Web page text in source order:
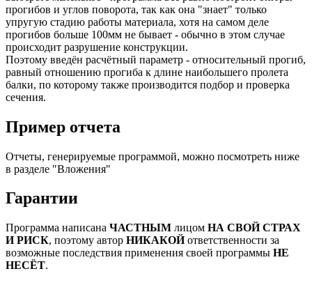
прогибов и углов поворота, так как она "знает" только
упругую стадию работы материала, хотя на самом деле
прогибов больше 100мм не бывает - обычно в этом случае
происходит разрушение конструкции.
Поэтому введён расчётный параметр - относительный прогиб,
равный отношению прогиба к длине наибольшего пролета
балки, по которому также производится подбор и проверка
сечения.
Пример отчета
Отчеты, генерируемые программой, можно посмотреть ниже
в разделе "Вложения"
Гарантии
Программа написана ЧАСТНЫМ лицом НА СВОЙ СТРАХ
И РИСК, поэтому автор НИКАКОЙответственности за
возможные последствия применения своей программы НЕ
НЕСЁТ.